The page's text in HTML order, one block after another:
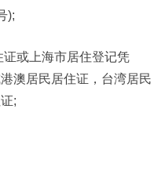
);
或上海市居住登记凭
澳居民居住证，台湾居民
;